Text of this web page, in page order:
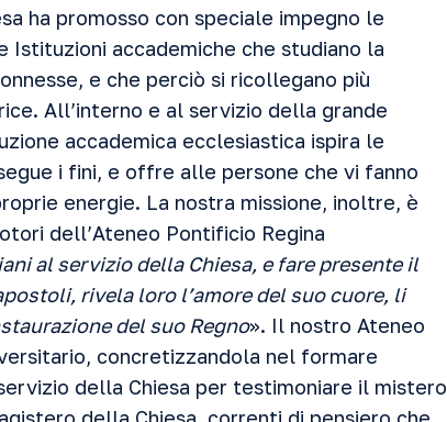
ha promosso con speciale impegno le
accademiche che studiano la
e che perciò si ricollegano più
All’interno e al servizio della grande
accademica ecclesiastica ispira le
i fini, e offre alle persone che vi fanno
energie. La nostra missione, inoltre, è
dell’Ateneo Pontificio Regina
al servizio della Chiesa, e fare presente il
rivela loro l’amore del suo cuore, li
del suo Regno». Il nostro Ateneo
concretizzandola nel formare
della Chiesa per testimoniare il mistero